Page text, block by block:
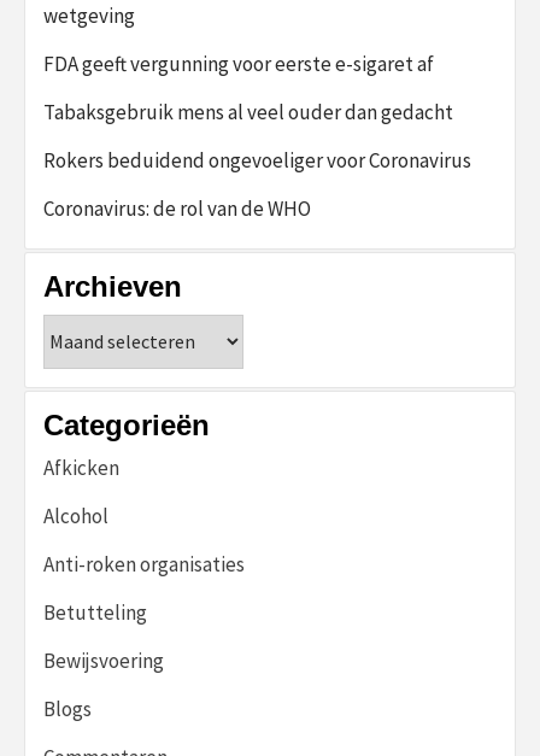
wetgeving
FDA geeft vergunning voor eerste e-sigaret af
Tabaksgebruik mens al veel ouder dan gedacht
Rokers beduidend ongevoeliger voor Coronavirus
Coronavirus: de rol van de WHO
Archieven
Categorieën
Afkicken
Alcohol
Anti-roken organisaties
Betutteling
Bewijsvoering
Blogs